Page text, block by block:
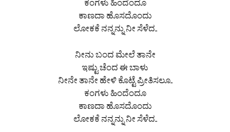
ಕಂಗಳು ಹಿಂದೆಂದೂ
ಕಾಣದಾ ಹೊಸದೊಂದು
ಲೋಕಕೆ ನನ್ನನ್ನು ನೀ ಸೆಳೆದ..
ನೀನು ಬಂದ ಮೇಲೆ ತಾನೇ
ಇಷ್ಟು ಚೆಂದ ಈ ಬಾಳು
ನೀನೇ ತಾನೇ ಹೇಳಿ ಕೊಟ್ಟೆ ಪ್ರೀತಿಸಲೂ..
ಕಂಗಳು ಹಿಂದೆಂದೂ
ಕಾಣದಾ ಹೊಸದೊಂದು
ಲೋಕಕೆ ನನ್ನನ್ನು ನೀ ಸೆಳೆದ..